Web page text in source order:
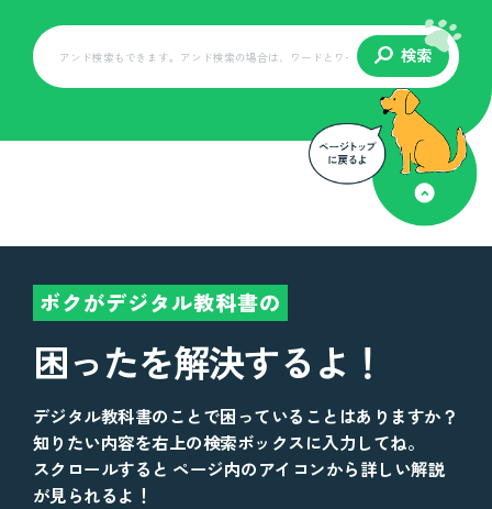
検索
ボクがデジタル教科書の
困ったを解決するよ！
デジタル教科書のことで困っていることはありますか？
知りたい内容を右上の検索ボックスに入力してね。
スクロールすると ページ内のアイコンから詳しい解説
が見られるよ！